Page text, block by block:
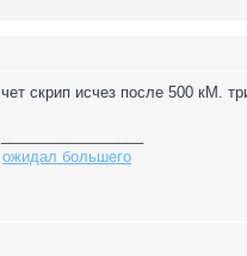
чет скрип исчез после 500 кМ.
ожидал большего